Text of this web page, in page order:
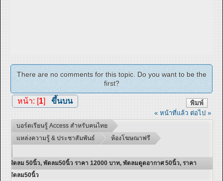
There are no comments for this topic. Do you want to be the
first?
พิมพ์
หน้า: [1] ขึ้นบน
« หน้าที่แล้ว ต่อไป »
บอร์ดเรียนรู้ Access สำหรับคนไทย
แหล่งความรู้ & ประชาสัมพันธ์
ห้องโฆษณาฟรี
พัดลม 50นิ้ว, พัดลม50นิ้ว ราคา 12000 บาท, พัดลมดูดอากาศ 50นิ้ว, ราคา
พัดลม50นิ้ว